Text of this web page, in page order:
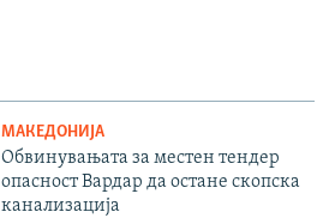
МАКЕДОНИЈА
Обвинувањата за местен тендер
опасност Вардар да остане скопска
канализацијa